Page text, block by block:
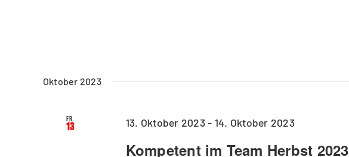
Oktober 2023
Fr.
13
Kompetent im Team Herbst 2023
13. Oktober 2023- 14. Oktober 2023